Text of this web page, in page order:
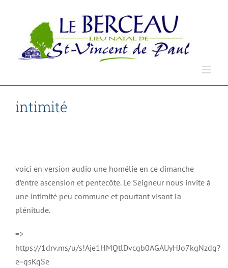
contenu
intimité
voici en version audio une homélie en ce dimanche
d’entre ascension et pentecôte. Le Seigneur nous invite à
une intimité peu commune et pourtant visant la
plénitude.
=>
https://1drv.ms/u/s!Aje1HMQtlDvcgb0AGAUyHJo7kgNzdg?
e=qsKqSe